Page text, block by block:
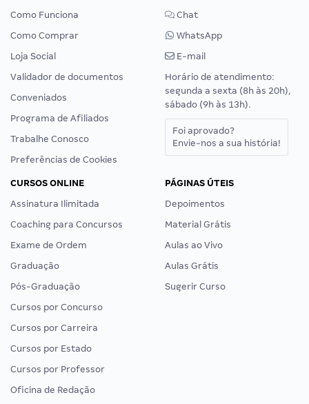
Como Funciona
Como Comprar
Loja Social
Validador de documentos
Conveniados
Programa de Afiliados
Trabalhe Conosco
Preferências de Cookies
Chat
WhatsApp
E-mail
Horário de atendimento:
segunda a sexta (8h às 20h),
sábado (9h às 13h).
Foi aprovado?
Envie-nos a sua história!
CURSOS ONLINE
Assinatura Ilimitada
Coaching para Concursos
Exame de Ordem
Graduação
Pós-Graduação
Cursos por Concurso
Cursos por Carreira
Cursos por Estado
Cursos por Professor
Oficina de Redação
PÁGINAS ÚTEIS
Depoimentos
Material Grátis
Aulas ao Vivo
Aulas Grátis
Sugerir Curso